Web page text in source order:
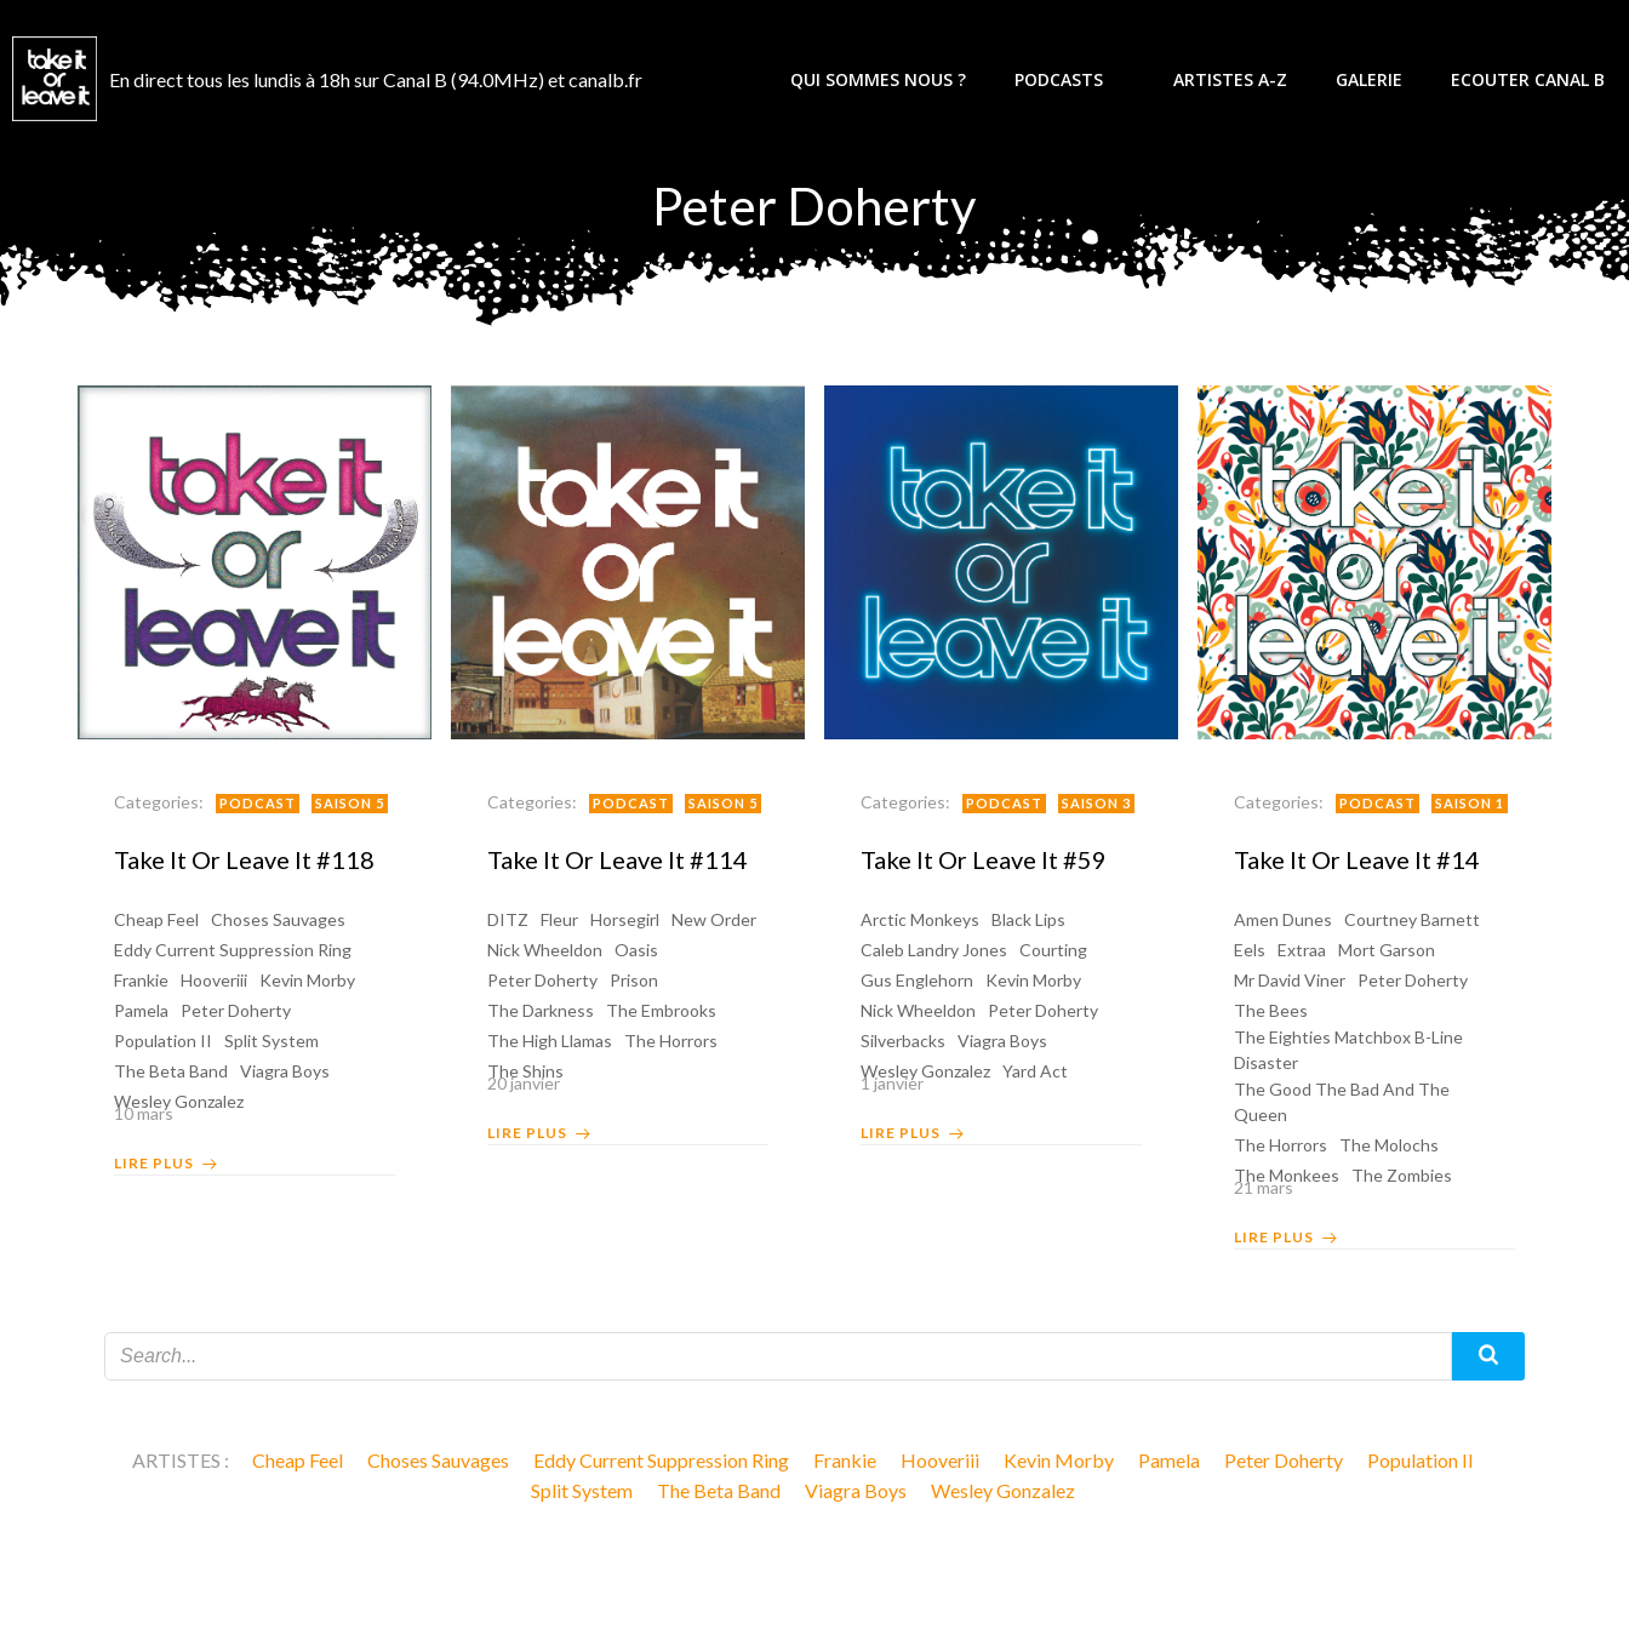
au
contenu
En direct tous les lundis à 18h sur Canal B (94.0MHz) et canalb.fr QUI SOMMES NOUS ? PODCASTS ARTISTES A-Z GALERIE ECOUTER CANAL B
Peter Doherty
Categories: PODCAST SAISON 5
Take It Or Leave It #118
Cheap Feel
Choses Sauvages
Eddy Current Suppression Ring
Frankie Hooveriii
Kevin Morby
Pamela
Peter Doherty
Population II
Split System
The Beta Band
Viagra Boys
Wesley Gonzalez
10 mars
LIRE PLUS
Categories: PODCAST SAISON 5
Take It Or Leave It #114
DITZ Fleur Horsegirl
New Order
Nick Wheeldon
Oasis
Peter Doherty
Prison
The Darkness
The Embrooks
The High Llamas
The Horrors
The Shins
20 janvier
LIRE PLUS
Categories: PODCAST SAISON 3
Take It Or Leave It #59
Arctic Monkeys
Black Lips
Caleb Landry Jones
Courting
Gus Englehorn
Kevin Morby
Nick Wheeldon
Peter Doherty
Silverbacks
Viagra Boys
Wesley Gonzalez Yard Act
1 janvier
LIRE PLUS
Categories: PODCAST SAISON 1
Take It Or Leave It #14
Amen Dunes
Courtney Barnett
Eels
Extraa
Mort Garson
Mr David Viner
Peter Doherty
The Bees
The Eighties Matchbox B-Line
Disaster
The Good The Bad And The
Queen
The Horrors
The Molochs
The Monkees
The Zombies
21 mars
LIRE PLUS
ARTISTES : Cheap Feel Choses Sauvages Eddy Current Suppression Ring Frankie Hooveriii Kevin Morby Pamela Peter Doherty
Population II
Split System
The Beta Band Viagra Boys Wesley Gonzalez